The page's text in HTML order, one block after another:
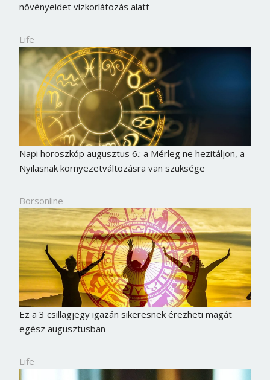
növényeidet vízkorlátozás alatt
Life
Napi horoszkóp augusztus 6.: a Mérleg ne hezitáljon, a
Nyilasnak környezetváltozásra van szüksége
Borsonline
Ez a 3 csillagjegy igazán sikeresnek érezheti magát
egész augusztusban
Life